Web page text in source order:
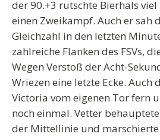
der 90.+3 rutschte Bierhals
einen Zweikampf. Auch er sah
Gleichzahl in den letzten
zahlreiche Flanken des FSVs,
Wegen Verstoß der Acht-
Wriezen eine letzte Ecke. Auch
Victoria vom eigenen Tor fern
noch einmal. Vetter
der Mittellinie und marschierte